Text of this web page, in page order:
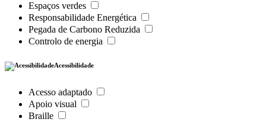
Espaços verdes
Responsabilidade Energética
Pegada de Carbono Reduzida
Controlo de energia
Acessibilidade
Acesso adaptado
Apoio visual
Braille